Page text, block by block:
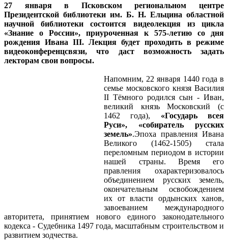
27 января в Псковском региональном центре
Президентской библиотеки им. Б. Н. Ельцина областной
научной библиотеки состоится видеолекция из цикла
«Знание о России», приуроченная к 575-летию со дня
рождения Ивана III. Лекция будет проходить в режиме
видеоконференцсвязи, что даст возможность задать
лекторам свои вопросы.
Напомним, 22 января 1440 года в
семье московского князя Василия
II Тёмного родился сын - Иван,
великий князь Московский (с
1462 года), «Государь всея
Руси», «собиратель русских
земель».Эпоха правления Ивана
Великого (1462-1505) стала
переломным периодом в истории
нашей страны. Время его
правления охарактеризовалось
объединением русских земель,
окончательным освобождением
их от власти ордынских ханов,
завоеванием международного
авторитета, принятием нового единого законодательного
кодекса - Судебника 1497 года, масштабным строительством и
развитием зодчества.